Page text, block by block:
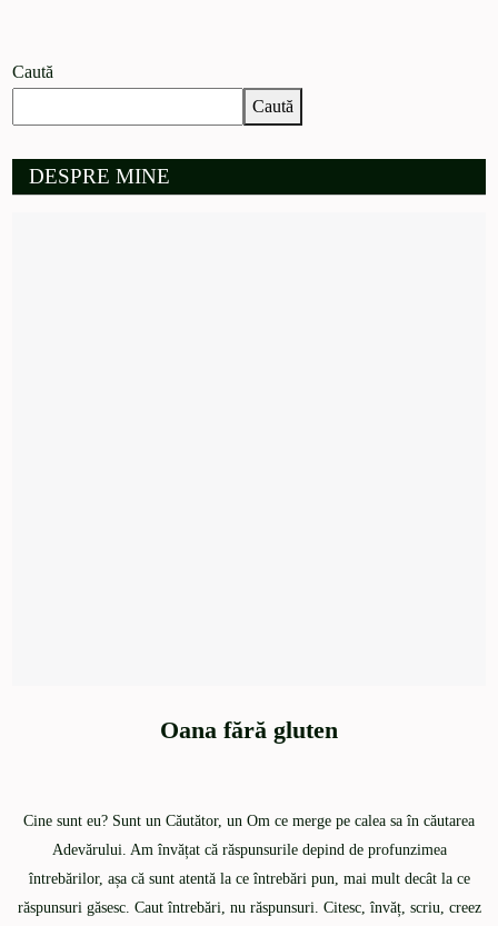
Caută
Caută
DESPRE MINE
Oana fără gluten
Cine sunt eu? Sunt un Căutător, un Om ce merge pe calea sa în căutarea
Adevărului. Am învățat că răspunsurile depind de profunzimea
întrebărilor, așa că sunt atentă la ce întrebări pun, mai mult decât la ce
răspunsuri găsesc. Caut întrebări, nu răspunsuri. Citesc, învăț, scriu, creez